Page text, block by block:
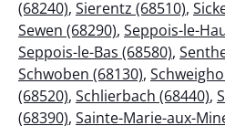
(68240), Sierentz (68510),
Sewen (68290), Seppois-le-
Seppois-le-Bas (68580),
Schwoben (68130),
(68520), Schlierbach (68440),
(68390), Sainte-Marie-aux-